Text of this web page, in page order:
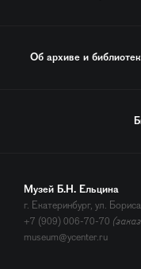
Об архиве и
Музей Б.Н. Ельцина
г. Екатеринбург, ул.
+7 (909) 006-70-70
museum@ycenter.ru